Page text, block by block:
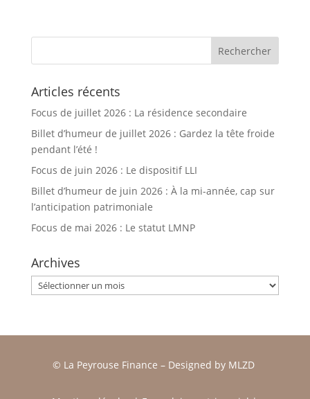
Articles récents
Focus de juillet 2026 : La résidence secondaire
Billet d’humeur de juillet 2026 : Gardez la tête froide
pendant l’été !
Focus de juin 2026 : Le dispositif LLI
Billet d’humeur de juin 2026 : À la mi-année, cap sur
l’anticipation patrimoniale
Focus de mai 2026 : Le statut LMNP
Archives
Archives
© La Peyrouse Finance –Designed by MLZD